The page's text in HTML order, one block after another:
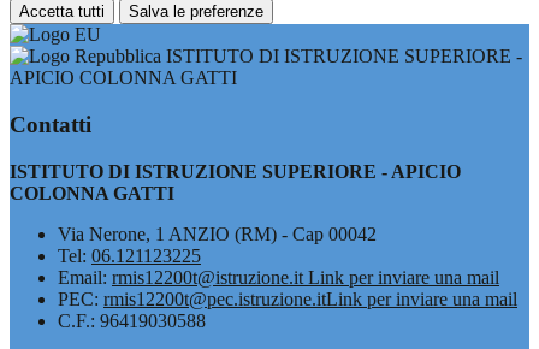
Accetta tutti Salva le preferenze
ISTITUTO DI ISTRUZIONE SUPERIORE -
APICIO COLONNA GATTI
Contatti
ISTITUTO DI ISTRUZIONE SUPERIORE - APICIO
COLONNA GATTI
Via Nerone, 1 ANZIO (RM) - Cap 00042
Tel: 06.121123225
Email: rmis12200t@istruzione.it Link per inviare una mail
PEC: rmis12200t@pec.istruzione.itLink per inviare una mail
C.F.: 96419030588